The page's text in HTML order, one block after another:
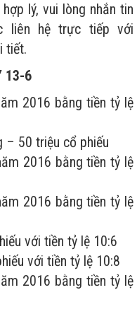
lý, vui lòng nhắn tin
liên hệ trực tiếp với
tiết.
13-6
2016 bằng tiền tỷ lệ
– 50 triệu cổ phiếu
2016 bằng tiền tỷ lệ
2016 bằng tiền tỷ lệ
với tiền tỷ lệ 10:6
với tiền tỷ lệ 10:8
2016 bằng tiền tỷ lệ